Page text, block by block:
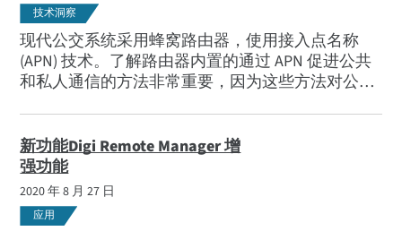
技术洞察
现代公交系统采用蜂窝路由器，使用接入点名称
(APN) 技术。了解路由器内置的通过 APN 促进公共
和私人通信的方法非常重要，因为这些方法对公交
新功能Digi Remote Manager 增
强功能
2020 年 8 月 27 日
应用